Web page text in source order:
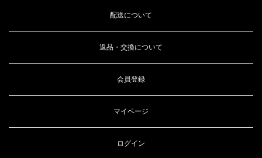
配送について
返品・交換について
会員登録
マイページ
ログイン